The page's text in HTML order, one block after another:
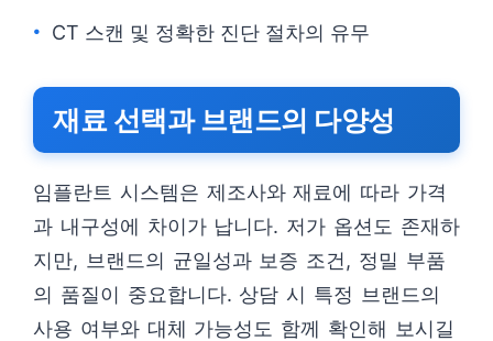
CT 스캔 및 정확한 진단 절차의 유무
재료 선택과 브랜드의 다양성
임플란트 시스템은 제조사와 재료에 따라 가격
과 내구성에 차이가 납니다. 저가 옵션도 존재하
지만, 브랜드의 균일성과 보증 조건, 정밀 부품
의 품질이 중요합니다. 상담 시 특정 브랜드의
사용 여부와 대체 가능성도 함께 확인해 보시길